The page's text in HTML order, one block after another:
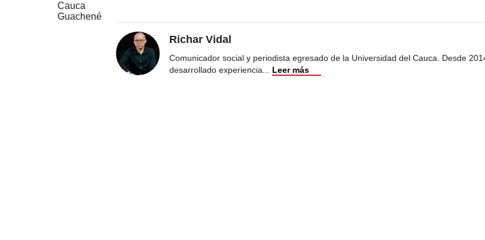
Cauca
Guachené
Richar Vidal
Comunicador social y periodista egresado de la Universidad del Cauca. Desde
desarrollado experiencia... Leer más